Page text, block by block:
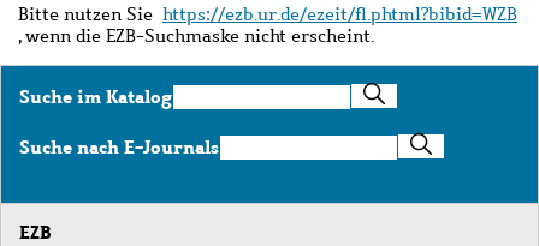
Bitte nutzen Sie https://ezb.ur.de/ezeit/fl.phtml?bibid=WZB
, wenn die EZB-Suchmaske nicht erscheint.
Suche im KatalogSuche
im
Katalog
Suche nach E-JournalsSuche
nach
Journals
EZB